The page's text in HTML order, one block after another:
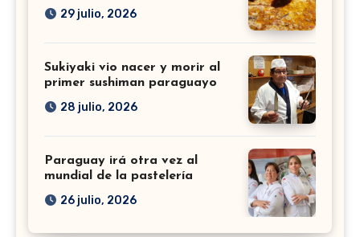
29 julio, 2026
Sukiyaki vio nacer y morir al
primer sushiman paraguayo
28 julio, 2026
Paraguay irá otra vez al
mundial de la pastelería
26 julio, 2026